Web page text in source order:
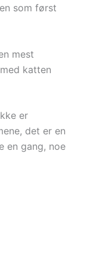
som først
mest
katten
er
det er en
en gang, noe